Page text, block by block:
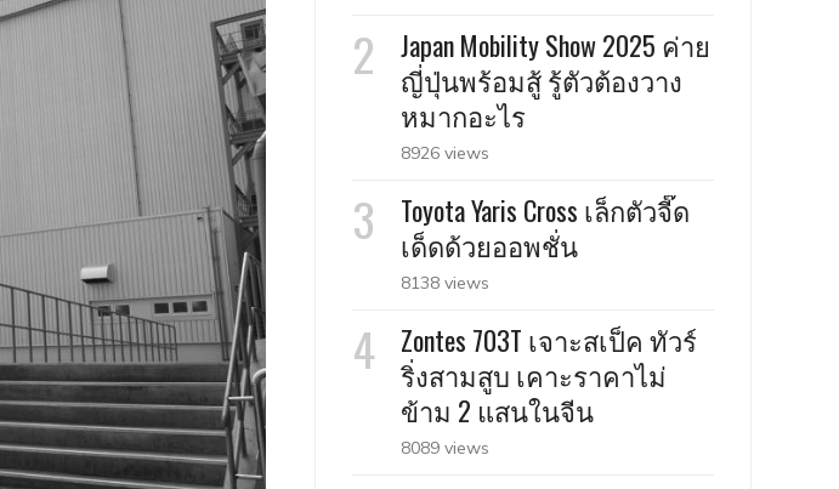
Japan Mobility Show 2025 ค่าย
ญี่ปุ่นพร้อมสู้ รู้ตัวต้องวาง
หมากอะไร
8926 views
Toyota Yaris Cross เล็กตัวจี๊ด
เด็ดด้วยออพชั่น
8138 views
Zontes 703T เจาะสเป็ค ทัวร์
ริ่งสามสูบ เคาะราคาไม่
ข้าม 2 แสนในจีน
8089 views